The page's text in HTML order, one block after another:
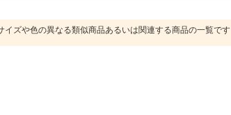
イズや色の異なる類似商品あるいは関連する商品の一覧です